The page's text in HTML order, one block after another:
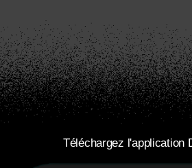
Téléchargez l'application